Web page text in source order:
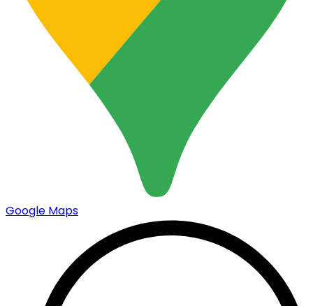
Google Maps